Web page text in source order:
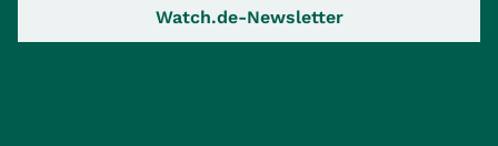
Watch.de-Newsletter